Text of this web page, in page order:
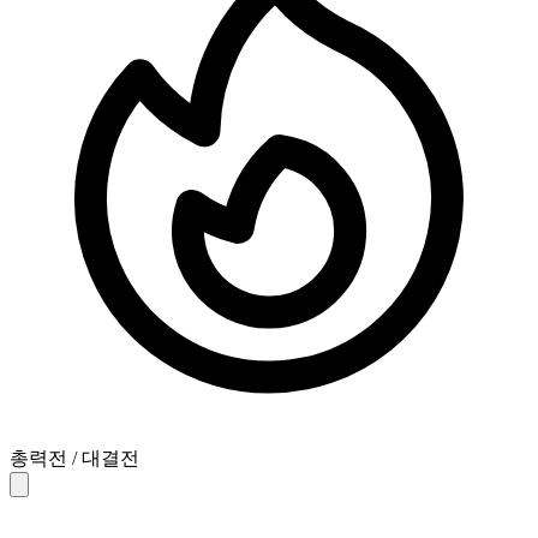
총력전 / 대결전